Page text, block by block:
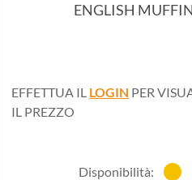
ENGLISH MUFFIN
EFFETTUA IL LOGIN PER
IL PREZZO
Disponibilità: